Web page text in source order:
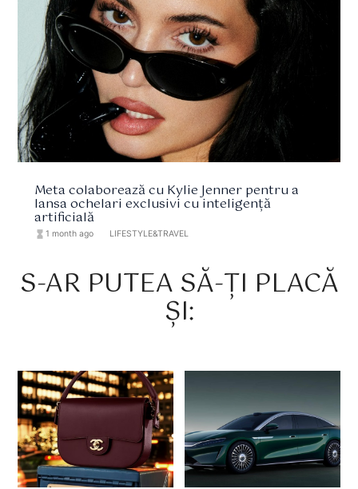
Meta colaborează cu Kylie Jenner pentru a
lansa ochelari exclusivi cu inteligență
artificială
hourglass_full 1 month ago LIFESTYLE&TRAVEL
S-AR PUTEA SĂ-ȚI PLACĂ
ȘI: